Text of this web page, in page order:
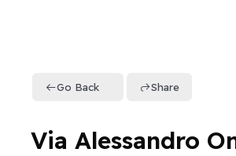
Go Back Share
Via Alessandro